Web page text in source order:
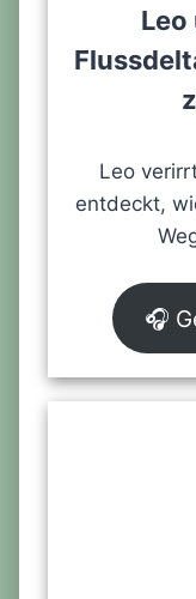
Leo
Leo
entdeckt,
🎧